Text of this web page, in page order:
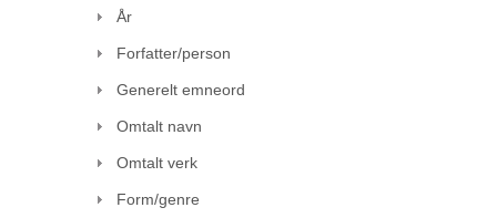
År
Forfatter/person
Generelt emneord
Omtalt navn
Omtalt verk
Form/genre